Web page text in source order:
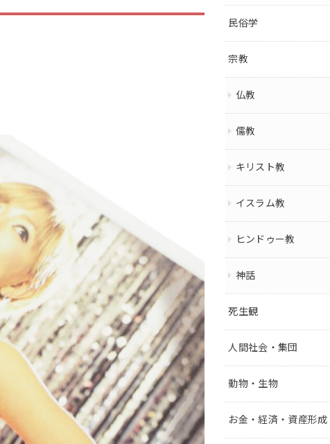
民俗学
宗教
仏教
儒教
キリスト教
イスラム教
ヒンドゥー教
神話
死生観
人間社会・集団
動物・生物
お金・経済・資産形成